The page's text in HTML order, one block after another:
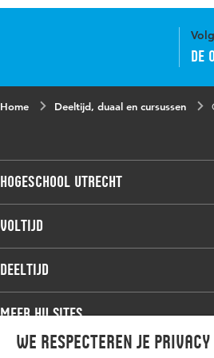
We respecteren je privacy
De
Home Deeltijd, duaal en cursussen
Hogeschool Utrecht
Voltijdopleidingen
Deeltijdopleidingen
Onderzoek
Werken bij de HU
Voltijd
Associate degree
Bachelor
Master
Studiekeuze voltijd
Deeltijd
Associate degree
Bachelor
Meer HU sites
HU International